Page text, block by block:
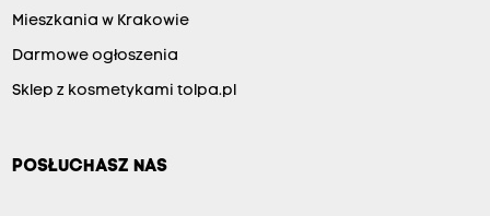
Mieszkania w Krakowie
Darmowe ogłoszenia
Sklep z kosmetykami tolpa.pl
POSŁUCHASZ NAS